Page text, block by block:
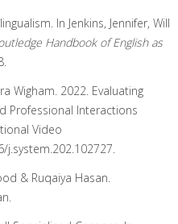
In Jenkins, Jennifer, Will
Handbook of English as
Wigham. 2022. Evaluating
Professional Interactions
Video
j.system.202.102727.
& Ruqaiya Hasan.